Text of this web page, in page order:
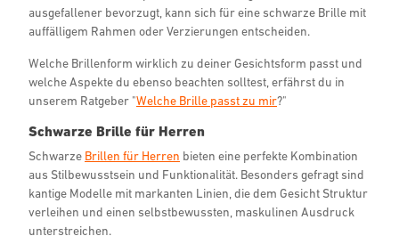
ausgefallener bevorzugt, kann sich für eine schwarze Brille mit
auffälligem Rahmen oder Verzierungen entscheiden.
Welche Brillenform wirklich zu deiner Gesichtsform passt und
welche Aspekte du ebenso beachten solltest, erfährst du in
unserem Ratgeber "Welche Brille passt zu mir?"
Schwarze Brille für Herren
Schwarze Brillen für Herren bieten eine perfekte Kombination
aus Stilbewusstsein und Funktionalität. Besonders gefragt sind
kantige Modelle mit markanten Linien, die dem Gesicht Struktur
verleihen und einen selbstbewussten, maskulinen Ausdruck
unterstreichen.